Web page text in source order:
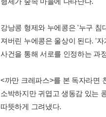
강낭콩 형제와 누에콩은 '누구 침
져버린 누에콩은 울상이 된다. '
사건을 통해 서로를 인정하는 과
<까만 크레파스>를 본 독자라면
소박하지만 귀엽고 생동감 있는
따뜻하게 그려냈다.